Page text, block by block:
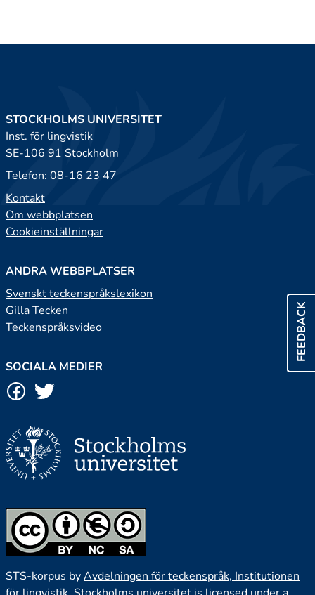
FEEDBACK
STOCKHOLMS UNIVERSITET
Inst. för lingvistik
SE-106 91 Stockholm
Telefon: 08-16 23 47
Kontakt
Om webbplatsen
Cookieinställningar
ANDRA WEBBPLATSER
Svenskt teckenspråkslexikon
Gilla Tecken
Teckenspråksvideo
SOCIALA MEDIER
STS-korpus byAvdelningen för teckenspråk, Institutionen